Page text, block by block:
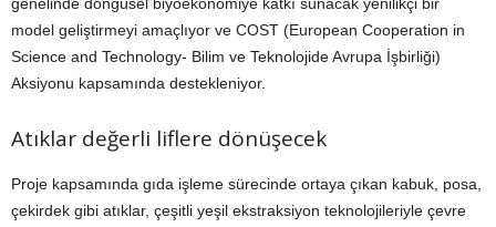
model geliştirmeyi amaçlıyor ve COST (European Cooperation in
Science and Technology- Bilim ve Teknolojide Avrupa İşbirliği)
Aksiyonu kapsamında destekleniyor.
Atıklar değerli liflere dönüşecek
Proje kapsamında gıda işleme sürecinde ortaya çıkan kabuk, posa,
çekirdek gibi atıklar, çeşitli yeşil ekstraksiyon teknolojileriyle çevre